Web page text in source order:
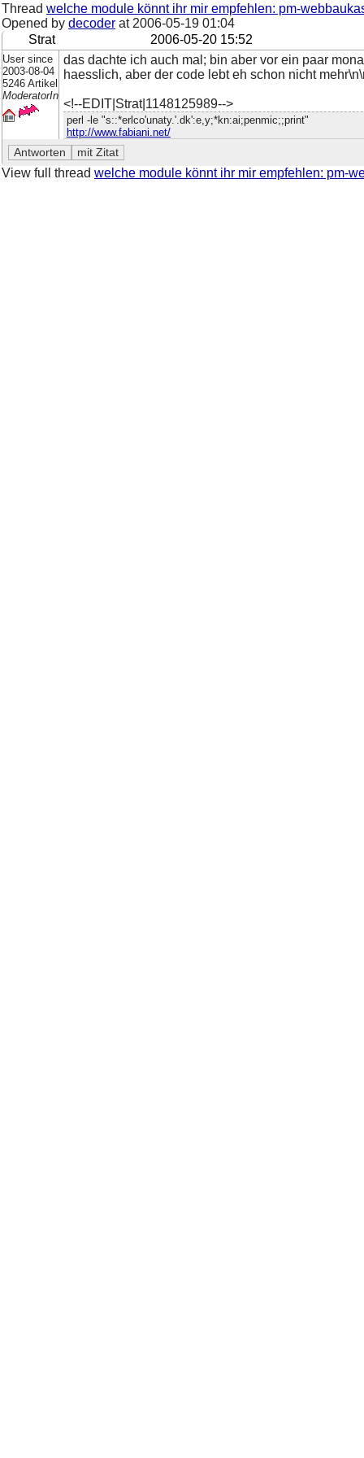
Thread welche module könnt ihr mir empfehlen: pm-
Opened by decoder at 2006-05-19 01:04
Strat
2006-05-20 15:52
User since
2003-08-04
5246 Artikel
ModeratorIn
das dachte ich auch mal; bin aber vor ein paar
haesslich, aber der code lebt eh schon nicht
<!--EDIT|Strat|1148125989-->
perl -le "s::*erlco'unaty.'.dk':e,y;*kn:ai;penmic;;print"
http://www.fabiani.net/
View full thread welche module könnt ihr mir empfehlen: pm-